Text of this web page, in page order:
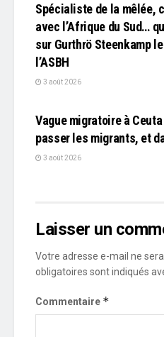
Spécialiste de la mêlée,
avec l’Afrique du Sud…
sur Gurthrö Steenkamp
l’ASBH
3 août 2026
Vague migratoire à
passer les migrants, et
3 août 2026
Laisser un
Votre adresse e-mail ne sera
obligatoires sont indiqués
Commentaire *